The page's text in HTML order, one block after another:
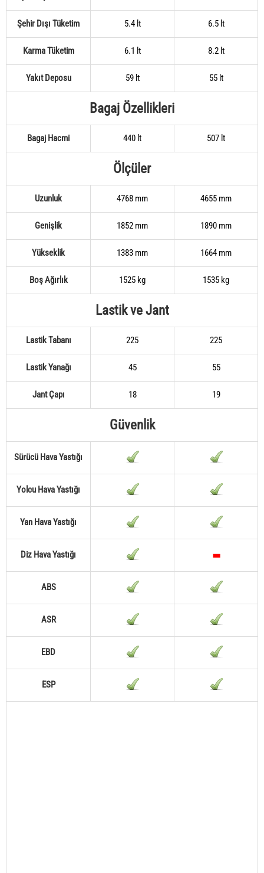
Şehir Dışı Tüketim 5.4 lt 6.5 lt
Karma Tüketim 6.1 lt 8.2 lt
Yakıt Deposu 59 lt 55 lt
Bagaj Özellikleri
Bagaj Hacmi 440 lt 507 lt
Ölçüler
Uzunluk 4768 mm 4655 mm
Genişlik 1852 mm 1890 mm
Yükseklik 1383 mm 1664 mm
Boş Ağırlık 1525 kg 1535 kg
Lastik ve Jant
Lastik Tabanı 225 225
Lastik Yanağı 45 55
Jant Çapı 18 19
Güvenlik
Sürücü Hava Yastığı
Yolcu Hava Yastığı
Yan Hava Yastığı
Diz Hava Yastığı
ABS
ASR
EBD
ESP